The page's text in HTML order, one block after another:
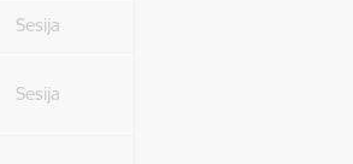
Sesija
Sesija